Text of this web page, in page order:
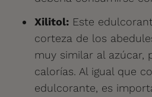
Xilitol: Este
corteza de los
muy similar al azúcar,
calorías. Al igual que
edulcorante, es